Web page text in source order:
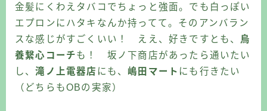
金髪にくわえタバコでちょっと強面。でも白っぽい
エプロンにハタキなんか持ってて。そのアンバラン
スな感じがすごくいい！ ええ、好きですとも、 烏
養繋心コーチも！ 坂ノ下商店があったら通いたい
し、滝ノ上電器店 にも、 嶋田マート にも行きたい
（どちらもOBの実家）